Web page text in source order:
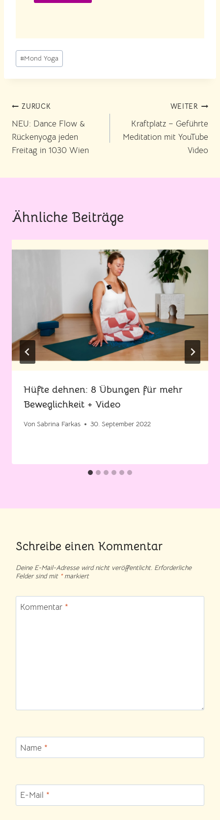
Schlagworte:
#Mond Yoga
Beitragsnavigation
ZURÜCK
NEU: Dance Flow &
Rückenyoga jeden
Freitag in 1030 Wien
WEITER
Kraftplatz – Geführte
Meditation mit YouTube
Video
Ähnliche Beiträge
Hüfte dehnen: 8 Übungen für mehr
Beweglichkeit + Video
Von Sabrina Farkas 30. September 2022
Schreibe einen Kommentar
Deine E-Mail-Adresse wird nicht veröffentlicht. Erforderliche
Felder sind mit *markiert
Kommentar *
Name *
E-Mail *